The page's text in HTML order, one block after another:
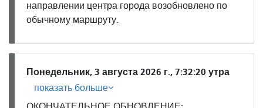
направлении центра города возобновлено по
обычному маршруту.
Понедельник, 3 августа 2026 г., 7:32:20 утра
показать больше